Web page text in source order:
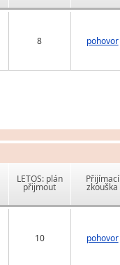
8 pohovor
LETOS: plán
přijmout
Přijímací
zkouška
10 pohovor